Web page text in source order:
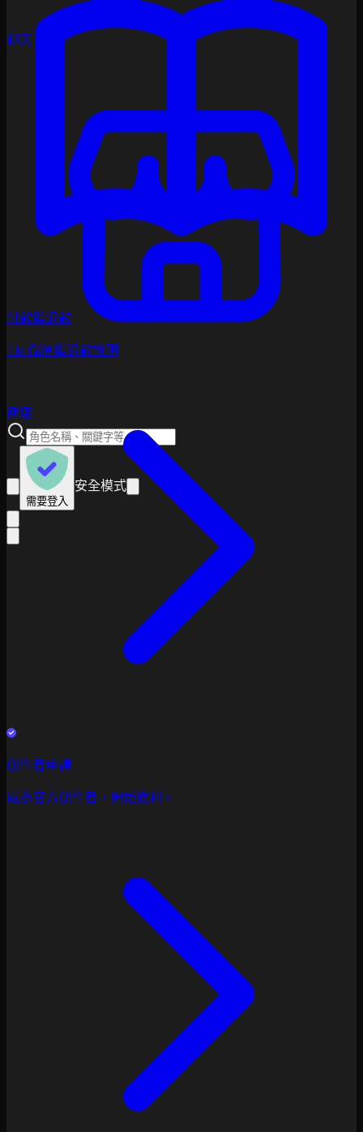
聊天
商店
需要登入
安全模式
付款與退款
Tik 儲值與退款說明
創作者申請
成為官方創作者，開始獲利。